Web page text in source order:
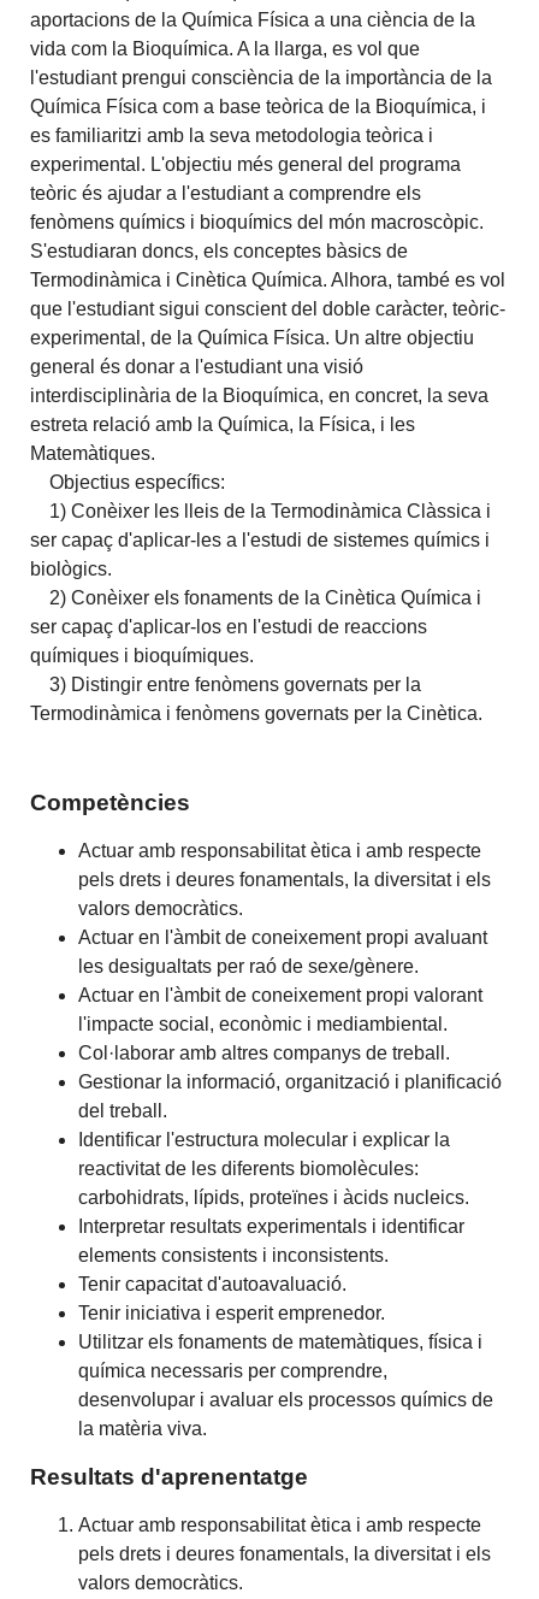
aportacions de la Química Física a una ciència de la
vida com la Bioquímica. A la llarga, es vol que
l'estudiant prengui consciència de la importància de la
Química Física com a base teòrica de la Bioquímica, i
es familiaritzi amb la seva metodologia teòrica i
experimental. L'objectiu més general del programa
teòric és ajudar a l'estudiant a comprendre els
fenòmens químics i bioquímics del món macroscòpic.
S'estudiaran doncs, els conceptes bàsics de
Termodinàmica i Cinètica Química. Alhora, també es vol
que l'estudiant sigui conscient del doble caràcter, teòric-
experimental, de la Química Física. Un altre objectiu
general és donar a l'estudiant una visió
interdisciplinària de la Bioquímica, en concret, la seva
estreta relació amb la Química, la Física, i les
Matemàtiques.
Objectius específics:
1) Conèixer les lleis de la Termodinàmica Clàssica i
ser capaç d'aplicar-les a l'estudi de sistemes químics i
biològics.
2) Conèixer els fonaments de la Cinètica Química i
ser capaç d'aplicar-los en l'estudi de reaccions
químiques i bioquímiques.
3) Distingir entre fenòmens governats per la
Termodinàmica i fenòmens governats per la Cinètica.
Competències
Actuar amb responsabilitat ètica i amb respecte
pels drets i deures fonamentals, la diversitat i els
valors democràtics.
Actuar en l'àmbit de coneixement propi avaluant
les desigualtats per raó de sexe/gènere.
Actuar en l'àmbit de coneixement propi valorant
l'impacte social, econòmic i mediambiental.
Col·laborar amb altres companys de treball.
Gestionar la informació, organització i planificació
del treball.
Identificar l'estructura molecular i explicar la
reactivitat de les diferents biomolècules:
carbohidrats, lípids, proteïnes i àcids nucleics.
Interpretar resultats experimentals i identificar
elements consistents i inconsistents.
Tenir capacitat d'autoavaluació.
Tenir iniciativa i esperit emprenedor.
Utilitzar els fonaments de matemàtiques, física i
química necessaris per comprendre,
desenvolupar i avaluar els processos químics de
la matèria viva.
Resultats d'aprenentatge
Actuar amb responsabilitat ètica i amb respecte
pels drets i deures fonamentals, la diversitat i els
valors democràtics.